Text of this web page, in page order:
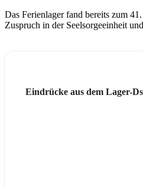
Das Ferienlager fand bereits zum
Zuspruch in der Seelsorgeeinheit
Eindrücke aus dem Lager-